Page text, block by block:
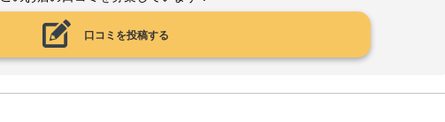
口コミを投稿する